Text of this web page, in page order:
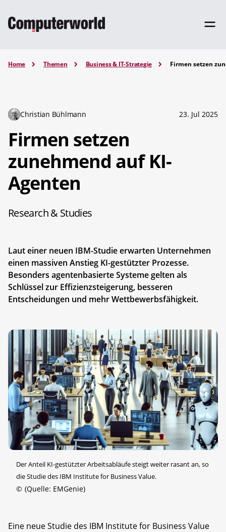
Home Themen Business & IT-Strategie Firmen setzen
Christian Bühlmann 23. Jul 2025
Firmen setzen
zunehmend auf KI-
Agenten
Research & Studies
Laut einer neuen IBM-Studie erwarten Unternehmen
einen massiven Anstieg KI-gestützter Prozesse.
Besonders agentenbasierte Systeme gelten als
Schlüssel zur Effizienzsteigerung, besseren
Entscheidungen und mehr Wettbewerbsfähigkeit.
Der Anteil KI-gestützter Arbeitsabläufe steigt weiter rasant an, so
die Studie des IBM Institute for Business Value.
© (Quelle: EMGenie)
Eine neue Studie des IBM Institute for Business Value